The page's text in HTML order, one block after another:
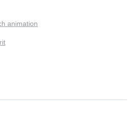
animation